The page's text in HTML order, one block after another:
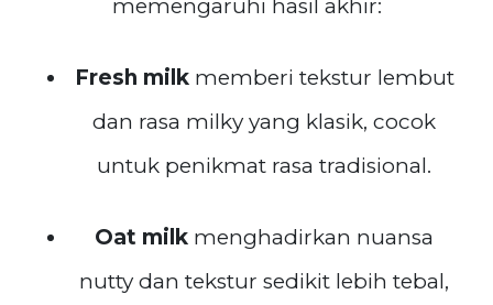
memengaruhi hasil akhir:
Fresh milkmemberi tekstur lembut
dan rasa milky yang klasik, cocok
untuk penikmat rasa tradisional.
Oat milk menghadirkan nuansa
nutty dan tekstur sedikit lebih tebal,